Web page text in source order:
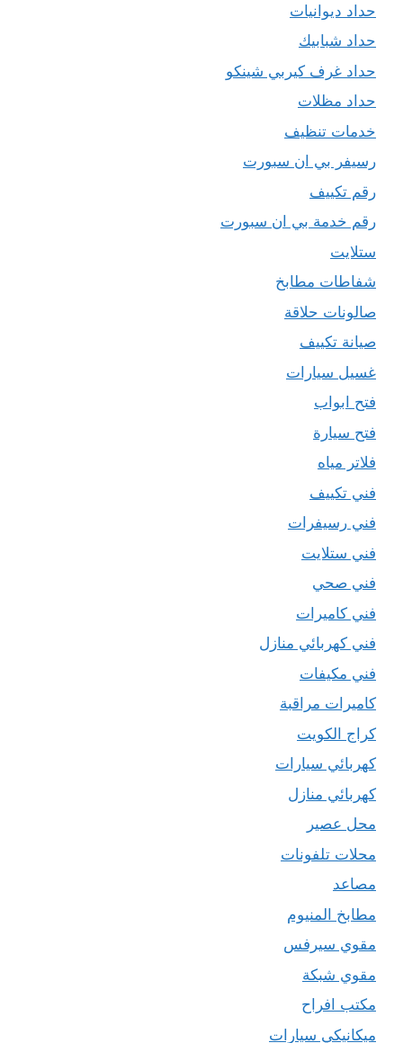
حداد ديوانيات
حداد شبابيك
حداد غرف كيربي شينكو
حداد مظلات
خدمات تنظيف
رسيفر بي ان سبورت
رقم تكييف
رقم خدمة بي ان سبورت
ستلايت
شفاطات مطابخ
صالونات حلاقة
صيانة تكييف
غسيل سيارات
فتح ابواب
فتح سيارة
فلاتر مياه
فني تكييف
فني رسيفرات
فني ستلايت
فني صحي
فني كاميرات
فني كهربائي منازل
فني مكيفات
كاميرات مراقبة
كراج الكويت
كهربائي سيارات
كهربائي منازل
محل عصير
محلات تلفونات
مصاعد
مطابخ المنيوم
مقوي سيرفس
مقوي شبكة
مكتب افراح
ميكانيكي سيارات